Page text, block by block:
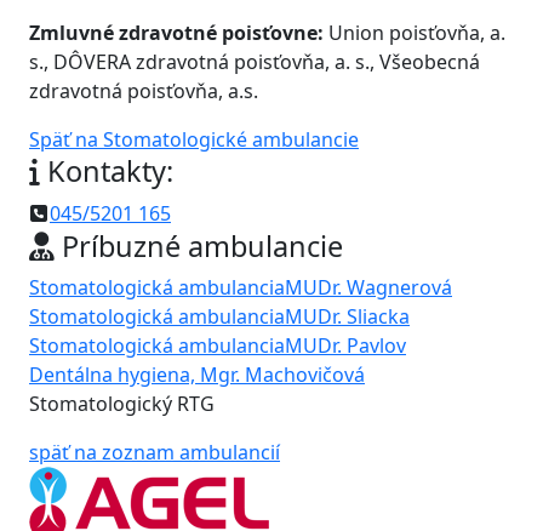
Zmluvné zdravotné poisťovne: Union poisťovňa, a.
s., DÔVERA zdravotná poisťovňa, a. s., Všeobecná
zdravotná poisťovňa, a.s.
Späť na Stomatologické ambulancie
Kontakty:
045/5201 165
Príbuzné ambulancie
Stomatologická ambulanciaMUDr. Wagnerová
Stomatologická ambulanciaMUDr. Sliacka
Stomatologická ambulanciaMUDr. Pavlov
Dentálna hygiena, Mgr. Machovičová
Stomatologický RTG
späť na zoznam ambulancií